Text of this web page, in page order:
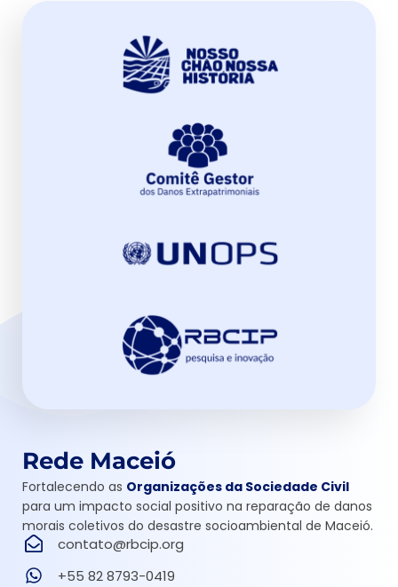
Rede Maceió
Fortalecendo as Organizações da Sociedade Civil
para um impacto social positivo na reparação de danos
morais coletivos do desastre socioambiental de Maceió.
contato@rbcip.org
+55 82 8793-0419